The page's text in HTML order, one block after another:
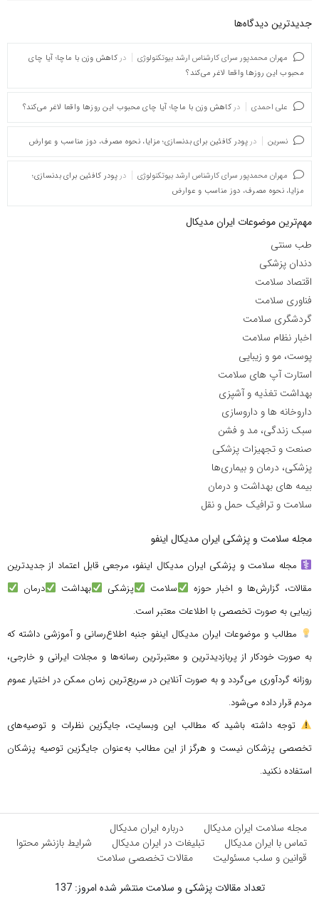
جدیدترین دیدگاه‌‌ها
مهران محمدپور سرای کارشناس ارشد بیوتکنولوژی در کاهش وزن با ماچا؛ آیا چای
محبوب این روزها واقعا لاغر می‌کند؟
علی احمدی در کاهش وزن با ماچا؛ آیا چای محبوب این روزها واقعا لاغر می‌کند؟
نسرین در پودر کافئین برای بدنسازی؛ مزایا، نحوه مصرف، دوز مناسب و عوارض
مهران محمدپور سرای کارشناس ارشد بیوتکنولوژی در پودر کافئین برای بدنسازی؛
مزایا، نحوه مصرف، دوز مناسب و عوارض
مهم‌ترین موضوعات ایران مدیکال
طب سنتی
دندان پزشکی
اقتصاد سلامت
فناوری سلامت
گردشگری سلامت
اخبار نظام سلامت
پوست، مو و زیبایی
استارت آپ های سلامت
بهداشت تغذیه و آشپزی
داروخانه ها و داروسازی
سبک زندگی، مد و فشن
صنعت و تجهیزات پزشکی
پزشکی، درمان و بیماری‌ها
بیمه های بهداشت و درمان
سلامت و ترافیک حمل و نقل
مجله سلامت و پزشکی ایران مدیکال اینفو
مجله سلامت و پزشکی ایران مدیکال اینفو، مرجعی قابل اعتماد از جدیدترین
مقالات، گزارش‌ها و اخبار حوزه
سلامت پزشکی بهداشت
درمان
زیبایی به صورت تخصصی با اطلاعات معتبر است.
مطالب و موضوعات ایران مدیکال اینفو جنبه اطلاع‌رسانی و آموزشی داشته که
به صورت خودکار از پربازدیدترین و معتبرترین رسانه‌ها و مجلات ایرانی و خارجی،
روزانه گردآوری می‌گردد و به صورت آنلاین در سریع‌ترین زمان ممکن در اختیار عموم
مردم قرار داده می‌شود.
توجه داشته باشید که مطالب این وبسایت، جایگزین نظرات و توصیه‌های
تخصصی پزشکان نیست و هرگز از این مطالب به‌عنوان جایگزین توصیه پزشکان
استفاده نکنید.
مجله سلامت ایران مدیکال
درباره ایران مدیکال
تماس با ایران مدیکال
تبلیغات در ایران مدیکال
شرایط بازنشر محتوا
قوانین و سلب مسئولیت
مقالات تخصصی سلامت
تعداد مقالات پزشکی و سلامت منتشر شده امروز: 137